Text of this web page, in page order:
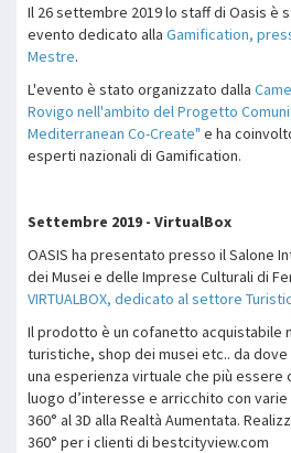
Il 26 settembre 2019 lo staff di Oasis è
evento dedicato alla Gamification,
Mestre.
L'evento è stato organizzato dalla
Rovigo nell'ambito del Progetto
Mediterranean Co-Create" e ha
esperti nazionali di Gamification.
Settembre 2019 - VirtualBox
OASIS ha presentato presso il Salone
dei Musei e delle Imprese Culturali di
VIRTUALBOX, dedicato al settore
Il prodotto è un cofanetto acquistabile
turistiche, shop dei musei etc.. da
una esperienza virtuale che più essere
luogo d’interesse e arricchito con
360° al 3D alla Realtà Aumentata.
360° per i clienti di bestcityview.com